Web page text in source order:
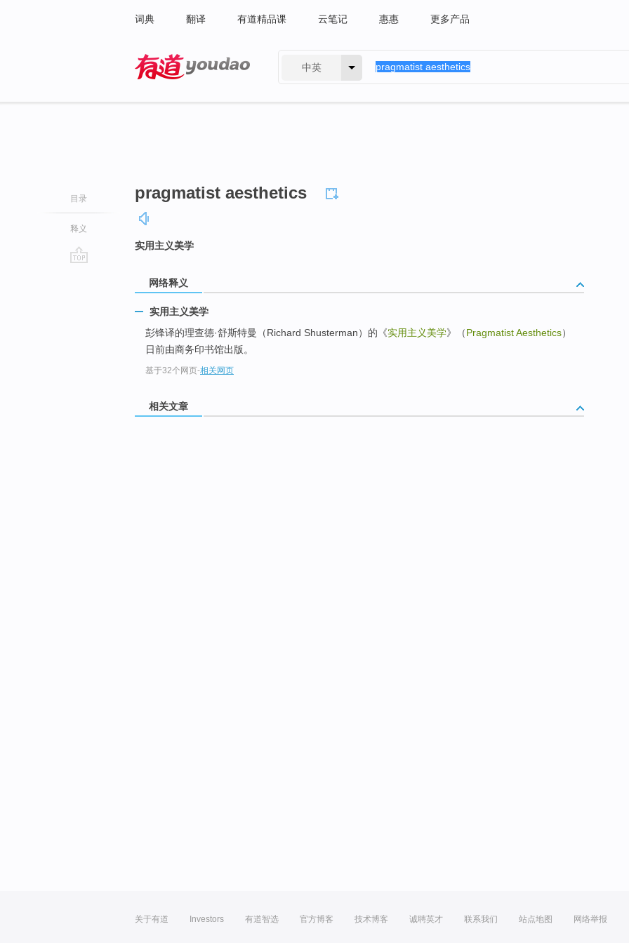
词典 翻译 有道精品课 云笔记 惠惠 更多产品
中英
目录
释义
pragmatist aesthetics
实用主义美学
网络释义
实用主义美学
彭锋译的理查德·舒斯特曼（Richard Shusterman）的《实用主义美学》（Pragmatist Aesthetics）
日前由商务印书馆出版。
基于32个网页-相关网页
相关文章
关于有道 Investors 有道智选 官方博客 技术博客 诚聘英才 联系我们 站点地图 网络举报